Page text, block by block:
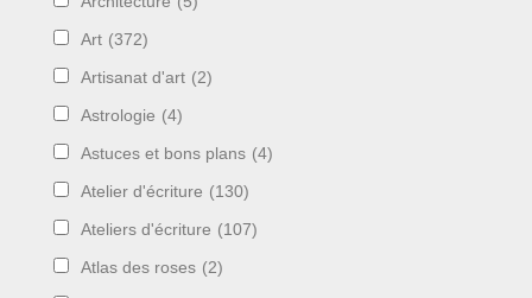
Art (372)
Artisanat d'art (2)
Astrologie (4)
Astuces et bons plans (4)
Atelier d'écriture (130)
Ateliers d'écriture (107)
Atlas des roses (2)